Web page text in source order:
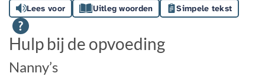
Lees voor Uitleg woorden Simpele tekst
Hulp bij de opvoeding
Nanny’s